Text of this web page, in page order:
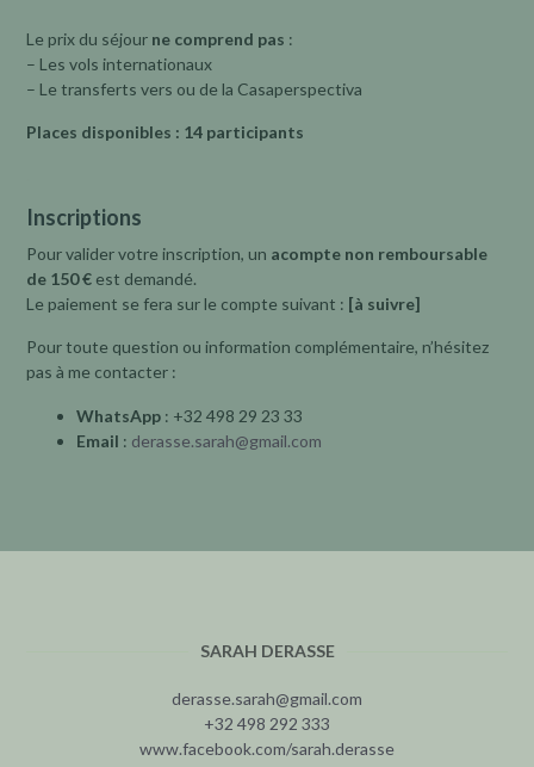
Le prix du séjour ne comprend pas :
– Les vols internationaux
– Le transferts vers ou de la Casaperspectiva
Places disponibles : 14 participants
Inscriptions
Pour valider votre inscription, un acompte non remboursable
de 150 € est demandé.
Le paiement se fera sur le compte suivant : [à suivre]
Pour toute question ou information complémentaire, n’hésitez
pas à me contacter :
WhatsApp : +32 498 29 23 33
Email : derasse.sarah@gmail.com
SARAH DERASSE
derasse.sarah@gmail.com
+32 498 292 333
www.facebook.com/sarah.derasse